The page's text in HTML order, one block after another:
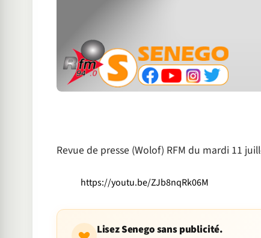
Revue de presse (Wolof) RFM du mardi 11
https://youtu.be/ZJb8nqRk06M
Lisez Senego sans publicité.